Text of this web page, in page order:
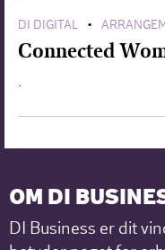
DI DIGITAL •
Connected
.
OM DI
DI Business er dit